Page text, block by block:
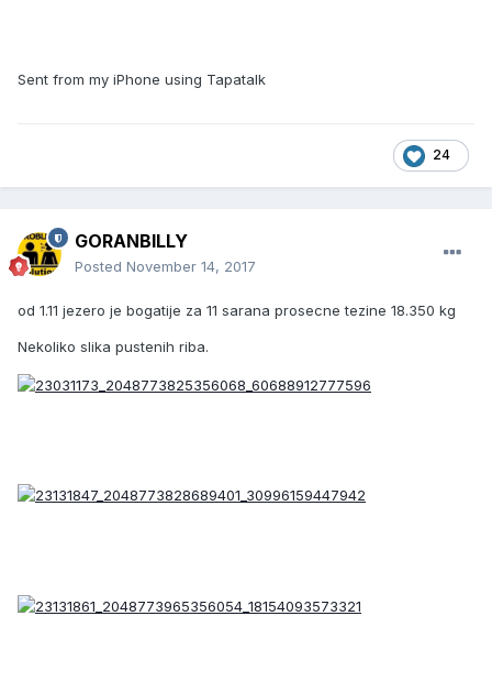
Sent from my iPhone using Tapatalk
24
GORANBILLY
Posted November 14, 2017
od 1.11 jezero je bogatije za 11 sarana prosecne tezine 18.350 kg
Nekoliko slika pustenih riba.